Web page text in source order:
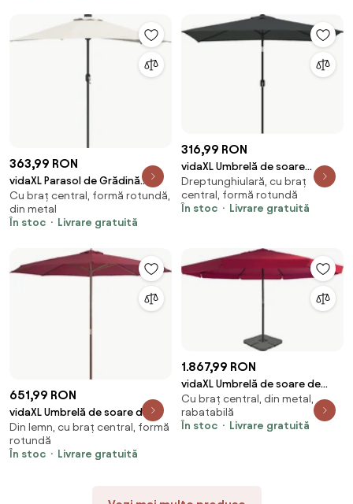
363,99 RON
vidaXL Parasol de Grădină
Nisipiu 294 x 150 x 223 cm
Poliester și oțel
Cu braț central, formă rotundă,
din metal
În stoc
Livrare gratuită
316,99 RON
vidaXL Umbrelă de soare
exterior, stâlp metal, antracit,
300x200 cm
Dreptunghiulară, cu braț
central, formă rotundă
În stoc
Livrare gratuită
651,99 RON
vidaXL Umbrelă de soare de
exterior cu stâlp din lemn,
vișiniu, 350 cm
Din lemn, cu braț central, formă
rotundă
În stoc
Livrare gratuită
1.867,99 RON
vidaXL Umbrelă de soare de
grădină, bază portabilă, roșu
Cu braț central, din metal,
rabatabilă
În stoc
Livrare gratuită